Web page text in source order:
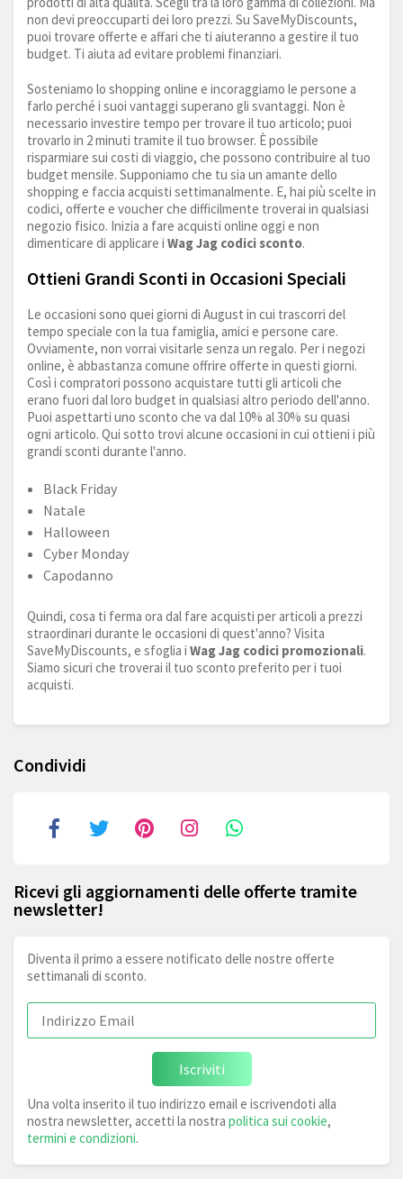
non devi preoccuparti dei loro prezzi. Su SaveMyDiscounts,
puoi trovare offerte e affari che ti aiuteranno a gestire il tuo
budget. Ti aiuta ad evitare problemi finanziari.
Sosteniamo lo shopping online e incoraggiamo le persone a
farlo perché i suoi vantaggi superano gli svantaggi. Non è
necessario investire tempo per trovare il tuo articolo; puoi
trovarlo in 2 minuti tramite il tuo browser. È possibile
risparmiare sui costi di viaggio, che possono contribuire al tuo
budget mensile. Supponiamo che tu sia un amante dello
shopping e faccia acquisti settimanalmente. E, hai più scelte in
codici, offerte e voucher che difficilmente troverai in qualsiasi
negozio fisico. Inizia a fare acquisti online oggi e non
dimenticare di applicare i Wag Jag codici sconto.
Ottieni Grandi Sconti in Occasioni Speciali
Le occasioni sono quei giorni di August in cui trascorri del
tempo speciale con la tua famiglia, amici e persone care.
Ovviamente, non vorrai visitarle senza un regalo. Per i negozi
online, è abbastanza comune offrire offerte in questi giorni.
Così i compratori possono acquistare tutti gli articoli che
erano fuori dal loro budget in qualsiasi altro periodo dell'anno.
Puoi aspettarti uno sconto che va dal 10% al 30% su quasi
ogni articolo. Qui sotto trovi alcune occasioni in cui ottieni i più
grandi sconti durante l'anno.
Black Friday
Natale
Halloween
Cyber Monday
Capodanno
Quindi, cosa ti ferma ora dal fare acquisti per articoli a prezzi
straordinari durante le occasioni di quest'anno? Visita
SaveMyDiscounts, e sfoglia i Wag Jag codici promozionali.
Siamo sicuri che troverai il tuo sconto preferito per i tuoi
acquisti.
Condividi
Ricevi gli aggiornamenti delle offerte tramite
newsletter!
Diventa il primo a essere notificato delle nostre offerte
settimanali di sconto.
Iscriviti
Una volta inserito il tuo indirizzo email e iscrivendoti alla
nostra newsletter, accetti la nostra politica sui cookie,
termini e condizioni.